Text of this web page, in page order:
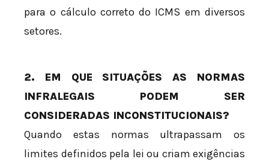
para o cálculo correto do ICMS em diversos
setores.
2. EM QUE SITUAÇÕES AS NORMAS
INFRALEGAIS PODEM SER
CONSIDERADAS INCONSTITUCIONAIS?
Quando estas normas ultrapassam os
limites definidos pela lei ou criam exigências